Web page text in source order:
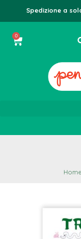
Spedizione a
0
Home